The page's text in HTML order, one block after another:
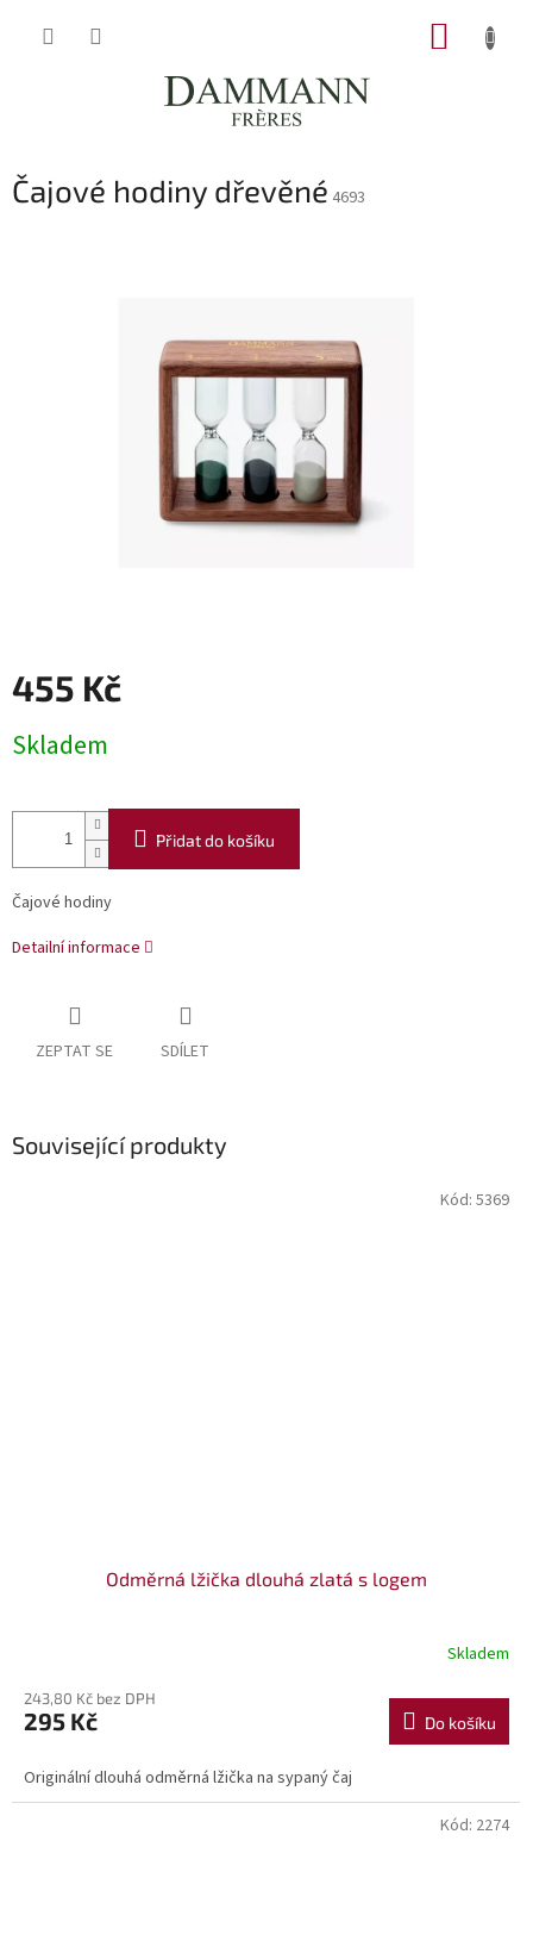
Čajové hodiny dřevěné 4693
455 Kč
cena:
Skladem
Přidat do košíku
Čajové hodiny
Detailní informace
ZEPTAT SE SDÍLET
Související produkty
Odměrná lžička dlouhá zlatá s logem
Skladem
243,80 Kč bez DPH
295 Kč Do košíku
Originální dlouhá odměrná lžička na sypaný čaj
Kód: 5369
Kód: 2274